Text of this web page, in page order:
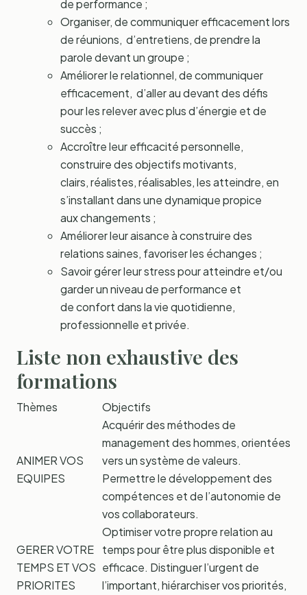
de performance ;
Organiser, de communiquer efficacement lors
de réunions, d’entretiens, de prendre la
parole devant un groupe ;
Améliorer le relationnel, de communiquer
efficacement, d’aller au devant des défis
pour les relever avec plus d’énergie et de
succès ;
Accroître leur efficacité personnelle,
construire des objectifs motivants,
clairs, réalistes, réalisables, les atteindre, en
s’installant dans une dynamique propice
aux changements ;
Améliorer leur aisance à construire des
relations saines, favoriser les échanges ;
Savoir gérer leur stress pour atteindre et/ou
garder un niveau de performance et
de confort dans la vie quotidienne,
professionnelle et privée.
Liste non exhaustive des
formations
Thèmes Objectifs
ANIMER VOS
EQUIPES
Acquérir des méthodes de
management des hommes, orientées
vers un système de valeurs.
Permettre le développement des
compétences et de l’autonomie de
vos collaborateurs.
GERER VOTRE
TEMPS ET VOS
PRIORITES
Optimiser votre propre relation au
temps pour être plus disponible et
efficace. Distinguer l’urgent de
l’important, hiérarchiser vos priorités,